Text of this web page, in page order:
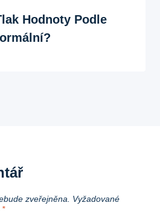
Hodnoty Podle
zveřejněna. Vyžadované
*